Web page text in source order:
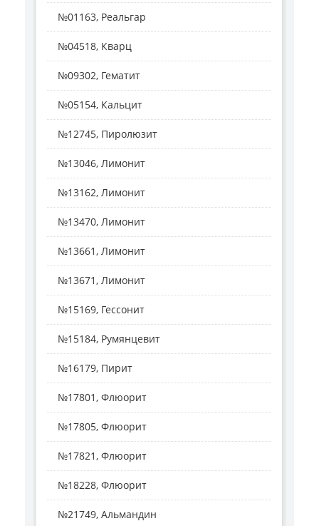
№01163, Реальгар
№04518, Кварц
№09302, Гематит
№05154, Кальцит
№12745, Пиролюзит
№13046, Лимонит
№13162, Лимонит
№13470, Лимонит
№13661, Лимонит
№13671, Лимонит
№15169, Гессонит
№15184, Румянцевит
№16179, Пирит
№17801, Флюорит
№17805, Флюорит
№17821, Флюорит
№18228, Флюорит
№21749, Альмандин